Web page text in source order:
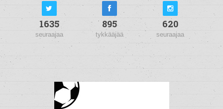
1635
seuraajaa
895
tykkääjää
620
seuraajaa